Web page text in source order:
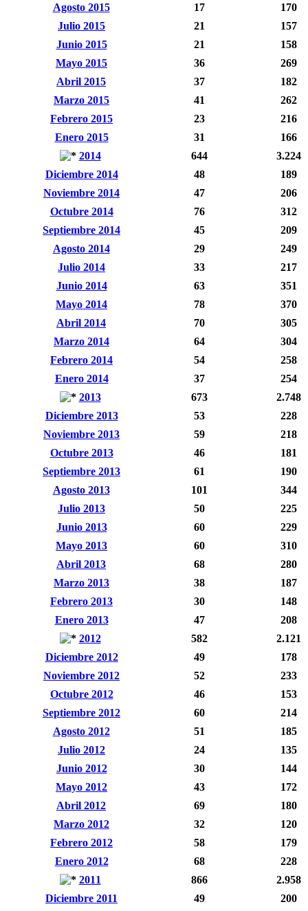
Agosto 2015
17
170
Julio 2015
21
157
Junio 2015
21
158
Mayo 2015
36
269
Abril 2015
37
182
Marzo 2015
41
262
Febrero 2015
23
216
Enero 2015
31
166
2014
644
3.224
Diciembre 2014
48
189
Noviembre 2014
47
206
Octubre 2014
76
312
Septiembre 2014
45
209
Agosto 2014
29
249
Julio 2014
33
217
Junio 2014
63
351
Mayo 2014
78
370
Abril 2014
70
305
Marzo 2014
64
304
Febrero 2014
54
258
Enero 2014
37
254
2013
673
2.748
Diciembre 2013
53
228
Noviembre 2013
59
218
Octubre 2013
46
181
Septiembre 2013
61
190
Agosto 2013
101
344
Julio 2013
50
225
Junio 2013
60
229
Mayo 2013
60
310
Abril 2013
68
280
Marzo 2013
38
187
Febrero 2013
30
148
Enero 2013
47
208
2012
582
2.121
Diciembre 2012
49
178
Noviembre 2012
52
233
Octubre 2012
46
153
Septiembre 2012
60
214
Agosto 2012
51
185
Julio 2012
24
135
Junio 2012
30
144
Mayo 2012
43
172
Abril 2012
69
180
Marzo 2012
32
120
Febrero 2012
58
179
Enero 2012
68
228
2011
866
2.958
Diciembre 2011
49
200